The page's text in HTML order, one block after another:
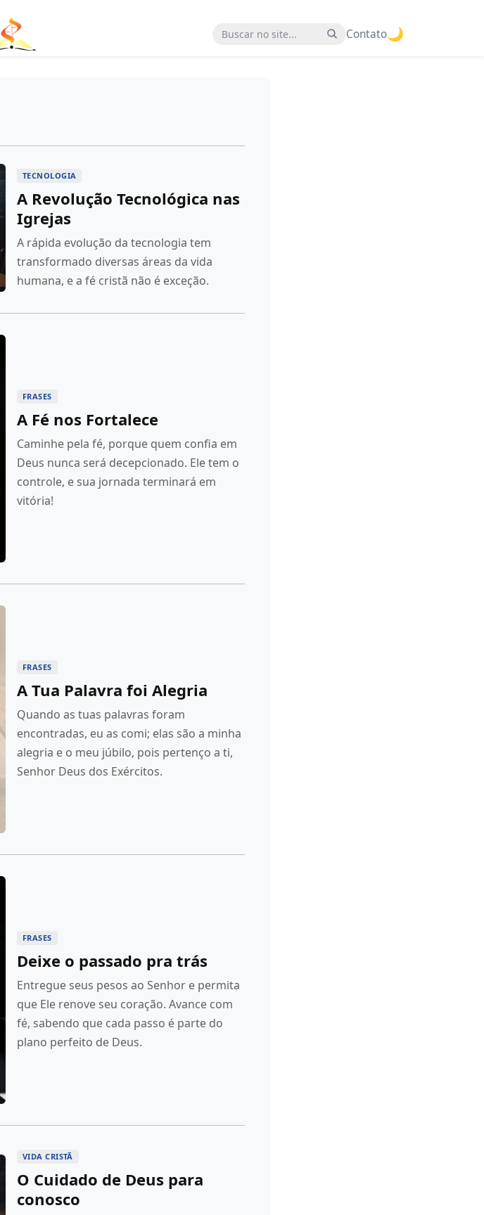
Buscar no site Contato🌙
TECNOLOGIA
A Revolução Tecnológica nas
Igrejas
A rápida evolução da tecnologia tem
transformado diversas áreas da vida
humana, e a fé cristã não é exceção.
FRASES
A Fé nos Fortalece
Caminhe pela fé, porque quem confia em
Deus nunca será decepcionado. Ele tem o
controle, e sua jornada terminará em
vitória!
FRASES
A Tua Palavra foi Alegria
Quando as tuas palavras foram
encontradas, eu as comi; elas são a minha
alegria e o meu júbilo, pois pertenço a ti,
Senhor Deus dos Exércitos.
FRASES
Deixe o passado pra trás
Entregue seus pesos ao Senhor e permita
que Ele renove seu coração. Avance com
fé, sabendo que cada passo é parte do
plano perfeito de Deus.
VIDA CRISTÃ
O Cuidado de Deus para
conosco